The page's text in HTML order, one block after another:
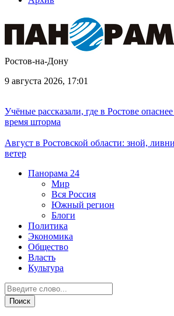
Ростов-на-Дону
9 августа 2026, 17:01
Учёные рассказали, где в Ростове
время шторма
Август в Ростовской области: зной,
ветер
Панорама 24
Мир
Вся Россия
Южный регион
Блоги
Политика
Экономика
Общество
Власть
Культура